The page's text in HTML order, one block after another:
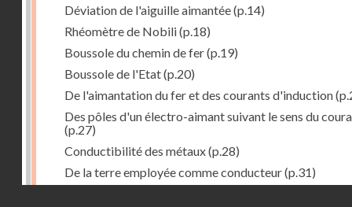
Déviation de l'aiguille aimantée(p.14)
Rhéomètre de Nobili(p.18)
Boussole du chemin de fer(p.19)
Boussole de l'Etat(p.20)
De l'aimantation du fer et des courants d'induction
Des pôles d'un électro-aimant suivant le sens du
(p.27)
Conductibilité des métaux(p.28)
De la terre employée comme conducteur(p.31)